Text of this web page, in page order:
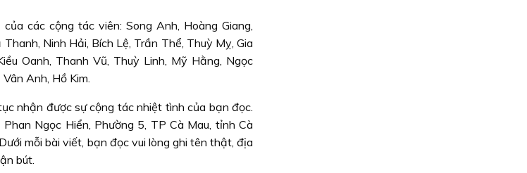
các cộng tác viên: Song Anh, Hoàng Giang,
Ninh Hải, Bích Lệ, Trần Thể, Thuỳ Mỵ, Gia
Oanh, Thanh Vũ, Thuỳ Linh, Mỹ Hằng, Ngọc
Anh, Hồ Kim.
nhận được sự cộng tác nhiệt tình của bạn đọc.
Ngọc Hiển, Phường 5, TP Cà Mau, tỉnh Cà
mỗi bài viết, bạn đọc vui lòng ghi tên thật, địa
bút.